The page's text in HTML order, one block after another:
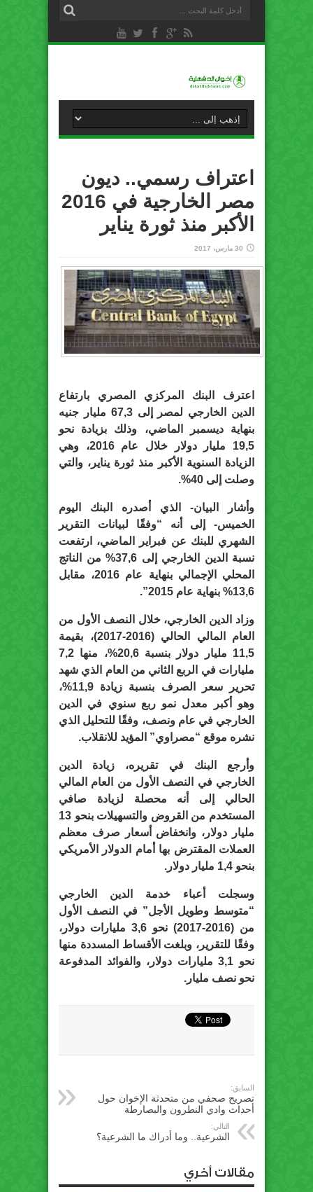
اعتراف رسمي.. ديون
مصر الخارجية في 2016
الأكبر منذ ثورة يناير
30 مارس، 2017
اعترف البنك المركزي المصري بارتفاع
الدين الخارجي لمصر إلى 67,3 مليار جنيه
بنهاية ديسمبر الماضي، وذلك بزيادة نحو
19,5 مليار دولار خلال عام 2016، وهي
الزيادة السنوية الأكبر منذ ثورة يناير، والتي
وصلت إلى 40%.
وأشار البيان- الذي أصدره البنك اليوم
الخميس- إلى أنه “وفقًا لبيانات التقرير
الشهري للبنك عن فبراير الماضي، ارتفعت
نسبة الدين الخارجي إلى 37,6% من الناتج
المحلي الإجمالي بنهاية عام 2016، مقابل
13,6% بنهاية عام 2015”.
وزاد الدين الخارجي، خلال النصف الأول من
العام المالي الحالي (2016-2017)، بقيمة
11,5 مليار دولار بنسبة 20,6%، منها 7,2
مليارات في الربع الثاني من العام الذي شهد
تحرير سعر الصرف بنسبة زيادة 11,9%،
وهو أكبر معدل نمو ربع سنوي في الدين
الخارجي في عام ونصف، وفقًا للتحليل الذي
نشره موقع “مصراوي” المؤيد للانقلاب.
وأرجع البنك في تقريره، زيادة الدين
الخارجي في النصف الأول من العام المالي
الحالي إلى أنه محصلة لزيادة صافي
المستخدم من القروض والتسهيلات بنحو 13
مليار دولار، وانخفاض أسعار صرف معظم
العملات المقترض بها أمام الدولار الأمريكي
بنحو 1,4 مليار دولار.
وسجلت أعباء خدمة الدين الخارجي
“متوسط وطويل الأجل” في النصف الأول
من (2016-2017) نحو 3,6 مليارات دولار،
وفقًا للتقرير، وبلغت الأقساط المسددة منها
نحو 3,1 مليارات دولار، والفوائد المدفوعة
نحو نصف مليار.
السابق:
تصريح صحفي من متحدثة الإخوان حول
أحداث وادي النطرون والبصارطة
التالي:
الشرعية.. وما أدراك ما الشرعية؟
مقالات أخري